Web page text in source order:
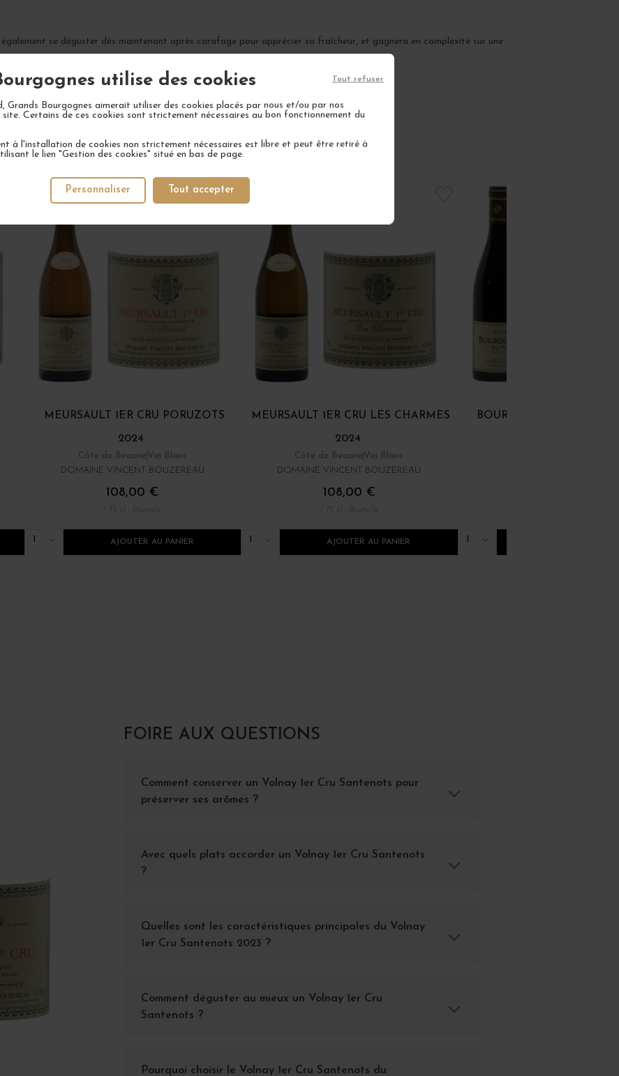
utilise des cookies
Grands Bourgognes aimerait utiliser des cookies placés par nous et/ou par nos
Certains de ces cookies sont strictement nécessaires au bon fonctionnement du
à l'installation de cookies non strictement nécessaires est libre et peut être retiré à
le lien "Gestion des cookies" situé en bas de page.
Tout accepter
Tout refuser
Personnaliser
se déguster dès maintenant après carafage pour apprécier sa fraîcheur, et gagnera en complexité sur une
PROCHAIN COUP DE COEUR
MEURSAULT 1ER CRU PORUZOTS
2024
Côte de Beaune Vin Blanc
DOMAINE VINCENT BOUZEREAU
108,00 €
AJOUTER AU PANIER
MEURSAULT 1ER CRU LES CHARMES
2024
Côte de Beaune Vin Blanc
DOMAINE VINCENT BOUZEREAU
108,00 €
AJOUTER AU PANIER
BOURGOGNE PINOT
FOIRE AUX QUESTIONS
Comment conserver un Volnay 1er Cru Santenots pour
préserver ses arômes ?
Avec quels plats accorder un Volnay 1er Cru Santenots
?
Quelles sont les caractéristiques principales du Volnay
1er Cru Santenots 2023 ?
Comment déguster au mieux un Volnay 1er Cru
Santenots ?
Pourquoi choisir le Volnay 1er Cru Santenots du